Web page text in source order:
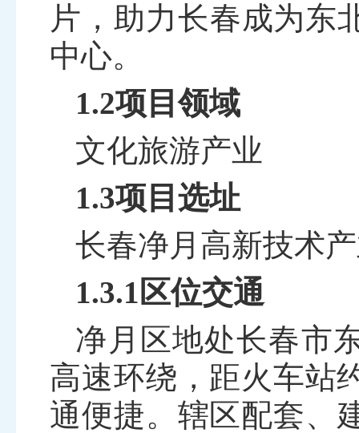
片，助力长春成为东
中心。
1.2项目领域
文化旅游产业
1.3项目选址
长春净月高新技术
1.3.1区位交通
净月区地处长春市
高速环绕，距火车站
通便捷。辖区配套、